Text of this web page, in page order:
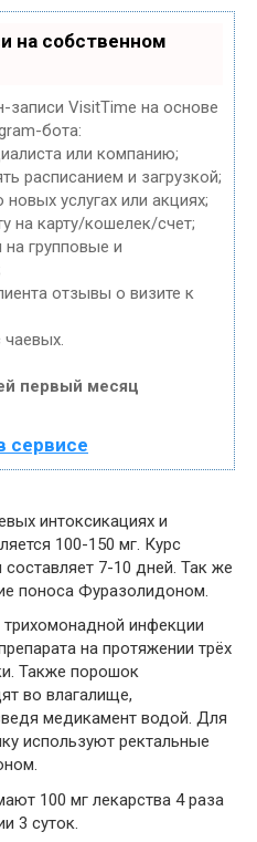
на собственном
записи VisitTime на основе
бота:
или компанию;
расписанием и загрузкой;
услугах или акциях;
на карту/кошелек/счет;
групповые и
отзывы о визите к
первый месяц
сервисе
интоксикациях и
100-150 мг. Курс
7-10 дней. Так же
поноса Фуразолидоном.
трихомонадной инфекции
на протяжении трёх
Также порошок
во влагалище,
медикамент водой. Для
используют ректальные
100 мг лекарства 4 раза
3 суток.